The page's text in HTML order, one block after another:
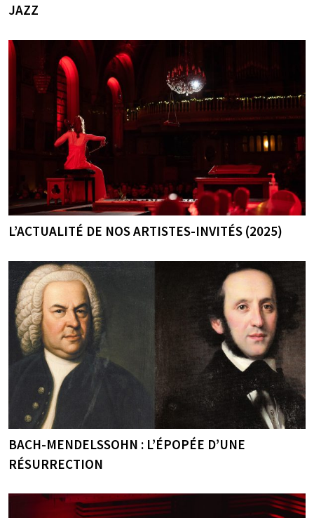
JAZZ
L’ACTUALITÉ DE NOS ARTISTES-INVITÉS (2025)
BACH-MENDELSSOHN : L’ÉPOPÉE D’UNE
RÉSURRECTION